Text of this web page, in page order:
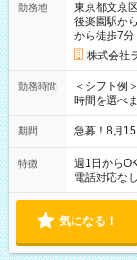
勤務地
東京都文京区
後楽園駅か
から徒歩7分
株式会社
勤務時間
＜シフト例＞ 7:00
時間を選べ
期間 急募！8月
特徴 週1日から
電話対応なし
気になる！